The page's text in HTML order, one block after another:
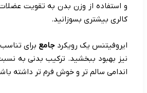
و استفاده از وزن بدن به تقویت
کالری بیشتری بسوزانید.
ایروفیتنس یک رویکردجامع برای
نیز بهبود ببخشید. ترکیب بدنی به
اندامی سالم تر و خوش فرم تر داشته